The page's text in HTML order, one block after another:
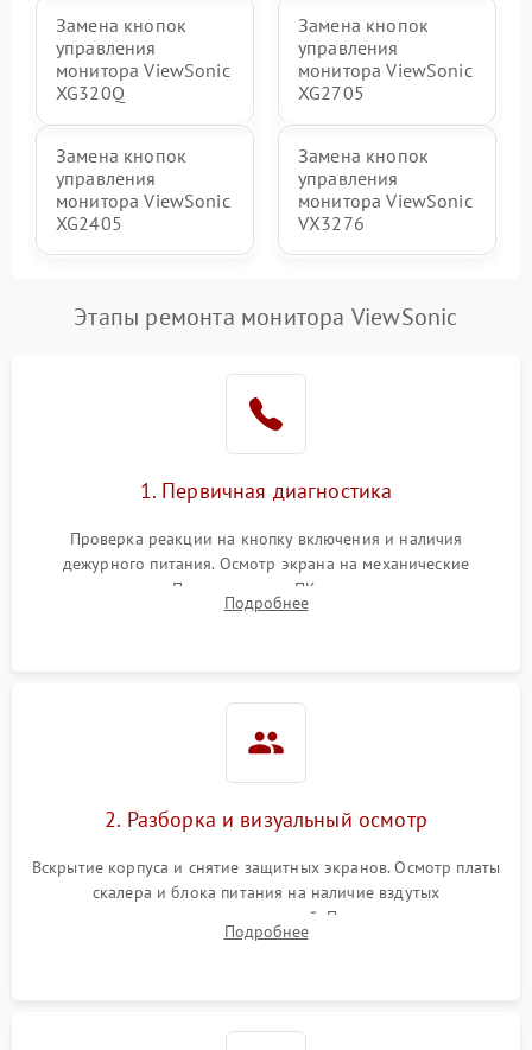
Замена кнопок
управления
монитора ViewSonic
XG320Q
Замена кнопок
управления
монитора ViewSonic
XG2705
Замена кнопок
управления
монитора ViewSonic
XG2405
Замена кнопок
управления
монитора ViewSonic
VX3276
Этапы ремонта монитора ViewSonic
1. Первичная диагностика
Проверка реакции на кнопку включения и наличия
дежурного питания. Осмотр экрана на механические
повреждения. Подключение к ПК для оценки вывода
изображения, работы подсветки и выявления артефактов на
Подробнее
2. Разборка и визуальный осмотр
Вскрытие корпуса и снятие защитных экранов. Осмотр платы
скалера и блока питания на наличие вздутых
конденсаторов, прогаров, окислений. Проверка надежности
контактов и целостности шлейфов матрицы.
Подробнее